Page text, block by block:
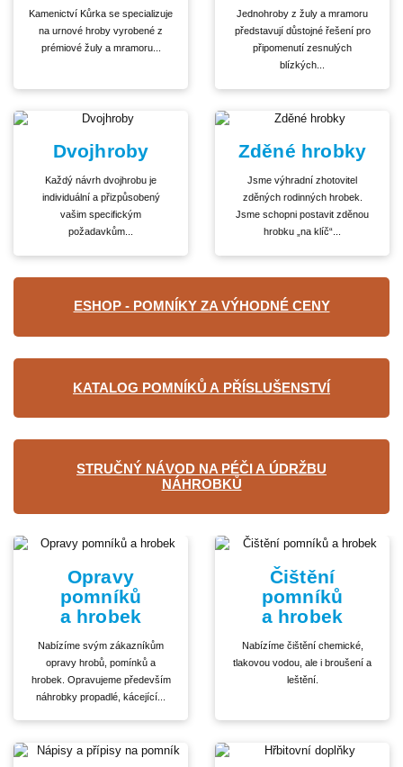
Kamenictví Kůrka se specializuje
na urnové hroby vyrobené z
prémiové žuly a mramoru...
Jednohroby z žuly a mramoru
představují důstojné řešení pro
připomenutí zesnulých
blízkých...
Dvojhroby
Každý návrh dvojhrobu je
individuální a přizpůsobený
vašim specifickým
požadavkům...
Zděné hrobky
Jsme výhradní zhotovitel
zděných rodinných hrobek.
Jsme schopni postavit zděnou
hrobku „na klíč“...
ESHOP - POMNÍKY ZA VÝHODNÉ CENY
KATALOG POMNÍKŮ A PŘÍSLUŠENSTVÍ
STRUČNÝ NÁVOD NA PÉČI A ÚDRŽBU
NÁHROBKŮ
Opravy
pomníků
a hrobek
Nabízíme svým zákazníkům
opravy hrobů, pomínků a
hrobek. Opravujeme především
náhrobky propadlé, kácející...
Čištění
pomníků
a hrobek
Nabízíme čištění chemické,
tlakovou vodou, ale i broušení a
leštění.